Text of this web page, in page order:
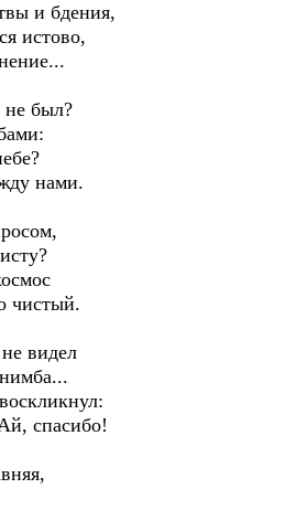
и бдения,
истово,
не был?
нами.
чистый.
видел
спасибо!